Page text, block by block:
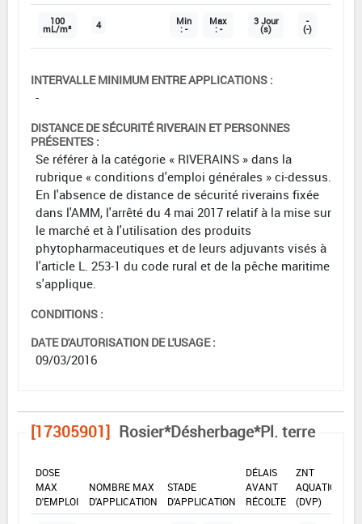
100
mL/m² 4 Min
: -
Max
: -
3 Jour
(s)
-
(-)
INTERVALLE MINIMUM ENTRE APPLICATIONS :
-
DISTANCE DE SÉCURITÉ RIVERAIN ET PERSONNES
PRÉSENTES :
Se référer à la catégorie « RIVERAINS » dans la
rubrique « conditions d'emploi générales » ci-dessus.
En l'absence de distance de sécurité riverains fixée
dans l'AMM, l'arrêté du 4 mai 2017 relatif à la mise sur
le marché et à l'utilisation des produits
phytopharmaceutiques et de leurs adjuvants visés à
l'article L. 253-1 du code rural et de la pêche maritime
s'applique.
CONDITIONS :
DATE D'AUTORISATION DE L'USAGE :
09/03/2016
[17305901] Rosier*Désherbage*Pl. terre
DOSE
MAX
D'EMPLOI
NOMBRE MAX
D'APPLICATION
STADE
D'APPLICATION
DÉLAIS
AVANT
RÉCOLTE
ZNT
AQUATIQUE
(DVP)